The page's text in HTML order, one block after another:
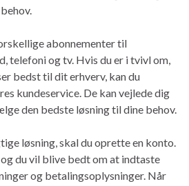
abonnementer til
telefoni og tv. Hvis du er i tvivl om,
bedst til dit erhverv, kan du
kundeservice. De kan vejlede dig
den bedste løsning til dine behov.
løsning, skal du oprette en konto.
du vil blive bedt om at indtaste
og betalingsoplysninger. Når